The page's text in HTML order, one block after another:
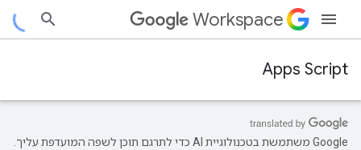
Workspace
Apps Script
‫Google משתמשת בטכנולוגיית AI כדי לתרגם תוכן לשפה המועדפת עליך.